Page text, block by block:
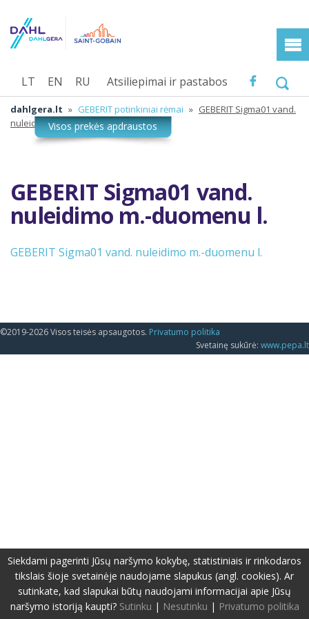
Atsiliepimai ir pastabos
LT EN RU
dahlgera.lt » GEBERIT potinkiniai rėmai » GEBERIT Sigma01 vand.
nuleidimo m.-duomenu l.
GEBERIT Sigma01 vand.
nuleidimo m.-duomenu l.
GEBERIT Sigma01 vand. nuleidimo m.-duomenu l.
©2019-2026 Visos teisės apsaugotos. Privatumo politika
Svetainę sukūrė: www.pepa.lt
Siekdami pagerinti Jūsų naršymo kokybę, statistiniais ir rinkodaros
tikslais šioje svetainėje naudojame slapukus (angl. cookies). Ar
sutinkate, kad slapukai būtų naudojami informacijai apie Jūsų
naršymo istoriją kaupti? Sutinku | Nesutinku | Privatumo politika